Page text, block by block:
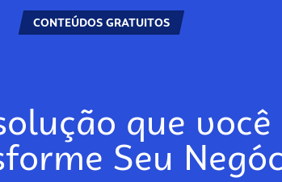
CONTEÚDOS GRATUITOS
que
Seu